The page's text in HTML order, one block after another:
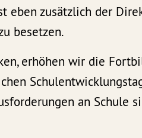
eben zusätzlich der
besetzen.
erhöhen wir die
an Schule